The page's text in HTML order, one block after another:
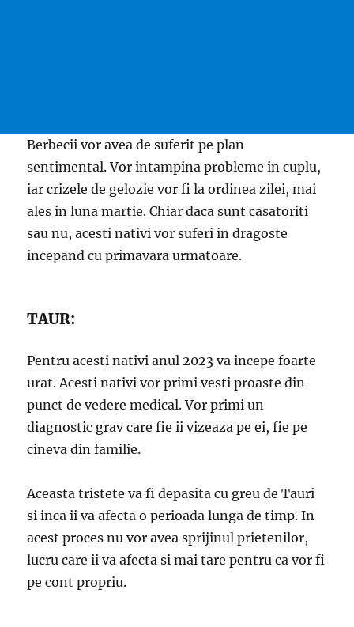
Berbecii vor avea de suferit pe plan
sentimental. Vor intampina probleme in cuplu,
iar crizele de gelozie vor fi la ordinea zilei, mai
ales in luna martie. Chiar daca sunt casatoriti
sau nu, acesti nativi vor suferi in dragoste
incepand cu primavara urmatoare.
TAUR:
Pentru acesti nativi anul 2023 va incepe foarte
urat. Acesti nativi vor primi vesti proaste din
punct de vedere medical. Vor primi un
diagnostic grav care fie ii vizeaza pe ei, fie pe
cineva din familie.
Aceasta tristete va fi depasita cu greu de Tauri
si inca ii va afecta o perioada lunga de timp. In
acest proces nu vor avea sprijinul prietenilor,
lucru care ii va afecta si mai tare pentru ca vor fi
pe cont propriu.